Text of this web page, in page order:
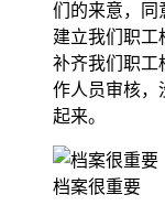
们的来意，同
建立我们职工
补齐我们职工
作人员审核，
起来。
档案很重要